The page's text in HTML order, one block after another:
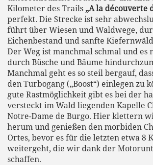
Kilometer des Trails „A la découverte
perfekt. Die Strecke ist sehr
führt über Wiesen und Waldwege,
Eichenbestand und sanfte
Der Weg ist manchmal schmal und es
durch Büsche und Bäume
Manchmal geht es so steil bergauf,
den Turbogang („Boost“) einlegen zu
gute Rastmöglichkeit gibt es bei der
versteckt im Wald liegenden Kapelle
Notre-Dame de Burgo. Hier klettern
herum und genießen den morbiden
Ortes, bevor es für die letzten etwa 8
weitergeht, die wir dank der
schaffen.